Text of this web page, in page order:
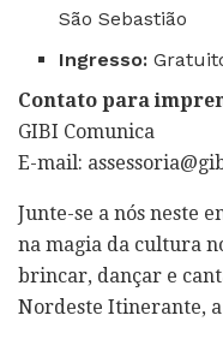
São Sebastião
Ingresso:
Contato para
GIBI Comunica
E-mail:
Junte-se a nós neste
na magia da cultura
brincar, dançar e
Nordeste Itinerante,